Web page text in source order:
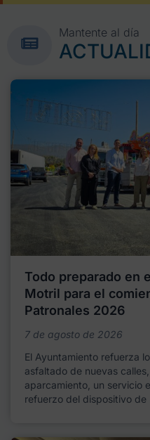
Mantente al día
Todo preparado en
Motril para el
Patronales 2026
7 de agosto de 2026
El Ayuntamiento refuerza
asfaltado de nuevas
aparcamiento, un servicio
refuerzo del dispositivo de